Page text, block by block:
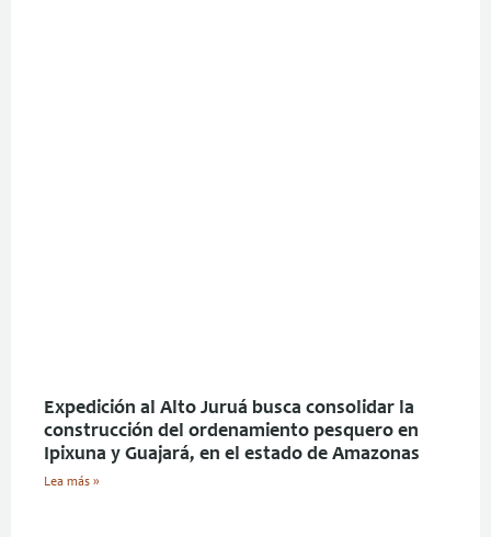
Expedición al Alto Juruá busca consolidar la
construcción del ordenamiento pesquero en
Ipixuna y Guajará, en el estado de Amazonas
Lea más »